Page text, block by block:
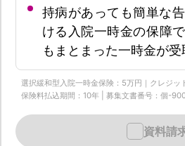
持病があっても簡単な
ける入院一時金の保障
もまとまった一時金が受
選択緩和型入院一時金保険：5万円｜クレジッ
保険料払込期間：10年 | 募集文書番号：個-
資料請